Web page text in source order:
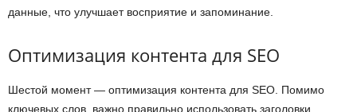
данные, что улучшает восприятие и запоминание.
Оптимизация контента для SEO
Шестой момент — оптимизация контента для SEO. Помимо
ключевых слов, важно правильно использовать заголовки,